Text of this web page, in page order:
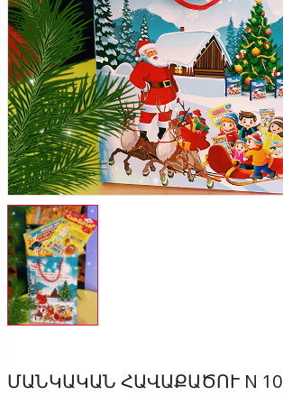
ՄԱՆԿԱԿԱՆ ՀԱՎԱՔԱԾՈՒ N 10